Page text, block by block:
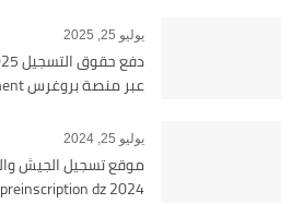
يوليو 25, 2025
عبر منصة بروغرس progres epaiement
يوليو 25, 2024
preinscription dz 2024